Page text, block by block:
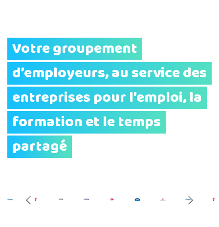
Votre groupement
d’employeurs, au service des
entreprises pour l'emploi, la
formation et le temps
partagé